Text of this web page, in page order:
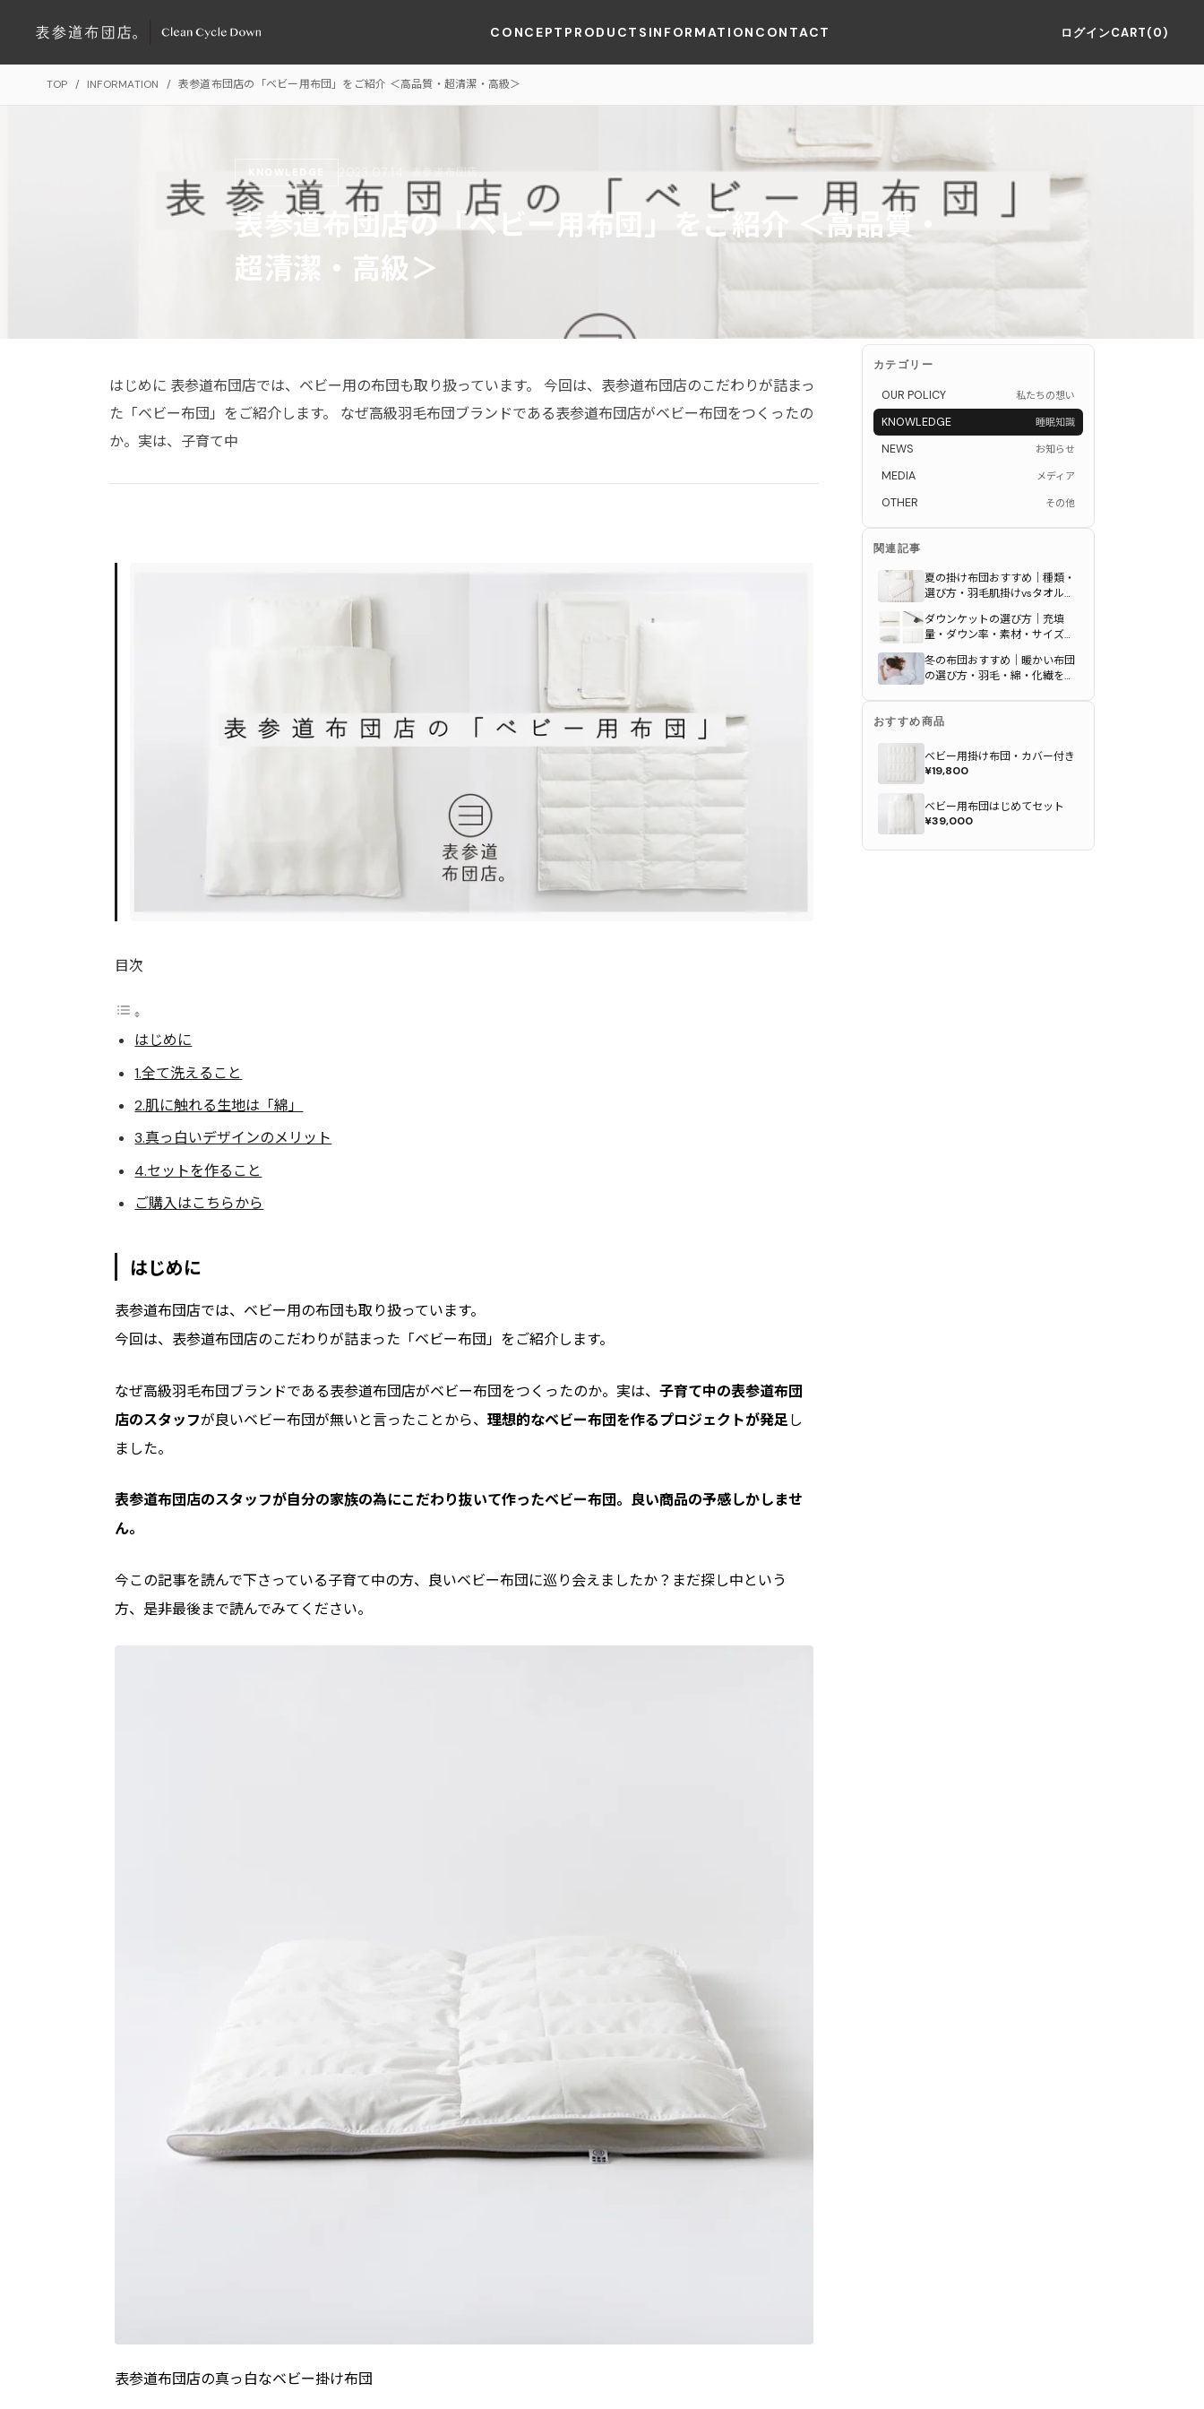
CONCEPT PRODUCTS INFORMATION CONTACT ログインCART(0)
TOP / INFORMATION / 表参道布団店の「ベビー用布団」をご紹介 ＜高品質・超清潔・高級＞
KNOWLEDGE 2023.07.14 表参道布団店。
表参道布団店の「ベビー用布団」をご紹介 ＜高品質・
超清潔・高級＞
はじめに 表参道布団店では、ベビー用の布団も取り扱っています。 今回は、表参道布団店のこだわりが詰まっ
た「ベビー布団」をご紹介します。 なぜ高級羽毛布団ブランドである表参道布団店がベビー布団をつくったの
か。実は、子育て中
目次
はじめに
1.全て洗えること
2.肌に触れる生地は「綿」
3.真っ白いデザインのメリット
4.セットを作ること
ご購入はこちらから
はじめに
表参道布団店では、ベビー用の布団も取り扱っています。
今回は、表参道布団店のこだわりが詰まった「ベビー布団」をご紹介します。
なぜ高級羽毛布団ブランドである表参道布団店がベビー布団をつくったのか。実は、 子育て中の表参道布団
店のスタッフが良いベビー布団が無いと言ったことから、 理想的なベビー布団を作るプロジェクトが発足し
ました。
表参道布団店のスタッフが自分の家族の為にこだわり抜いて作ったベビー布団。良い商品の予感しかしませ
ん。
今この記事を読んで下さっている子育て中の方、良いベビー布団に巡り会えましたか？まだ探し中という
方、是非最後まで読んでみてください。
表参道布団店の真っ白なベビー掛け布団
カテゴリー
OUR POLICY 私たちの想い
KNOWLEDGE 睡眠知識
NEWS お知らせ
MEDIA メディア
OTHER その他
関連記事
夏の掛け布団おすすめ｜種類・
選び方・羽毛肌掛けvsタオルケ
ダウンケットの選び方｜充填
量・ダウン率・素材・サイズの
冬の布団おすすめ｜暖かい布団
の選び方・羽毛・綿・化繊を徹
おすすめ商品
ベビー用掛け布団・カバー付き
¥19,800
ベビー用布団はじめてセット
¥39,000